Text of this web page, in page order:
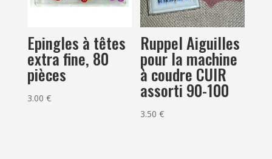
Epingles à têtes
extra fine, 80
pièces
3.00 €
Ruppel Aiguilles
pour la machine
à coudre CUIR
assorti 90-100
3.50€